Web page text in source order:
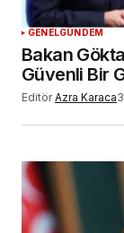
GENELGÜNDEM
Bakan
Güvenli Bir
Editör Azra Karaca